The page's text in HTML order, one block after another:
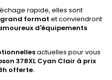
rapide, elles sont
grand format et conviendront
d'équipements
actuelles pour vous
378XL Cyan Clair à prix
offerte.